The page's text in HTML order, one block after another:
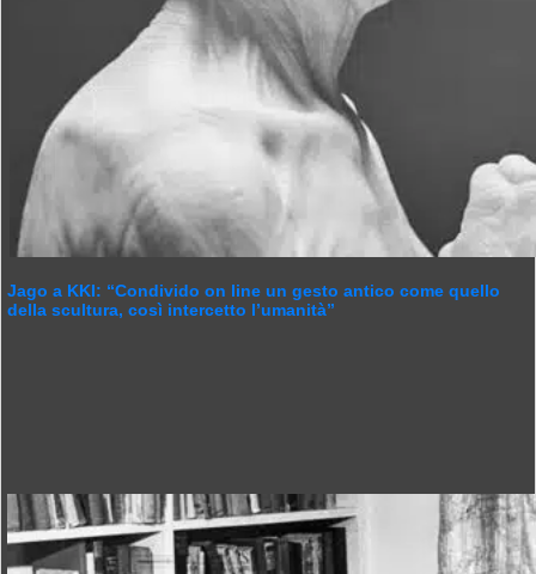
Jago a KKI: “Condivido on line un gesto antico come quello
della scultura, così intercetto l’umanità”